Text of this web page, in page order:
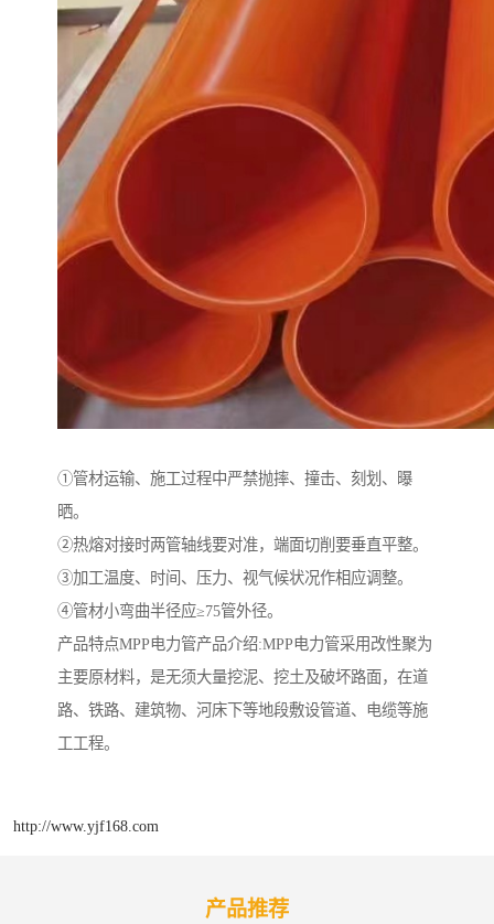
①管材运输、施工过程中严禁抛摔、撞击、刻划、曝
晒。
②热熔对接时两管轴线要对准，端面切削要垂直平整。
③加工温度、时间、压力、视气候状况作相应调整。
④管材小弯曲半径应≥75管外径。
产品特点MPP电力管产品介绍:MPP电力管采用改性聚为
主要原材料，是无须大量挖泥、挖土及破坏路面，在道
路、铁路、建筑物、河床下等地段敷设管道、电缆等施
工工程。
http://www.yjf168.com
产品推荐